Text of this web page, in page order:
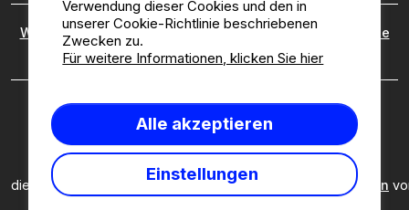
Wer sind wir? |Rechtliche Hinweise|Cookies
Richtlinie
zu kundenbewertungen
Camping2be.com ©2026 Camping2Be, alle Rechte
vorbehalten. Alle Medien und Bilder sind Eigentum ihrer
jeweiligen Besitzer.
Diese Seite ist durch reCAPTCHA geschützt; es gelten
die
DatenschutzbestimmungenundNutzungsbedingungen
Verwendung dieser Cookies und den in
unserer Cookie-Richtlinie beschriebenen
Zwecken zu.
Für weitere Informationen, klicken Sie hier
Alle akzeptieren
Einstellungen